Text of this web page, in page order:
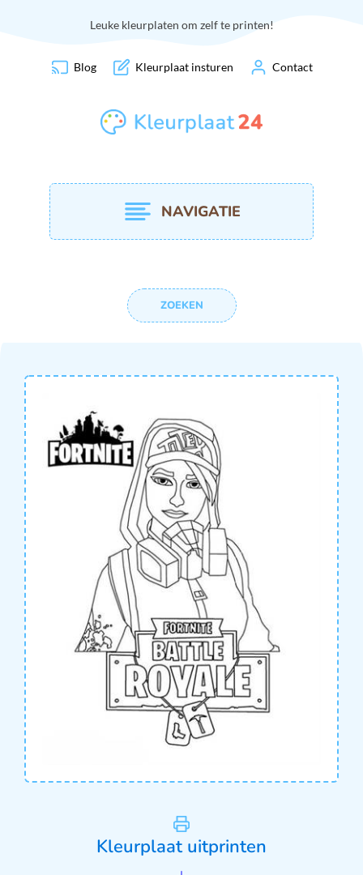
Leuke kleurplaten om zelf te printen!
Blog Kleurplaat insturen Contact
NAVIGATIE
ZOEKEN
Kleurplaat uitprinten